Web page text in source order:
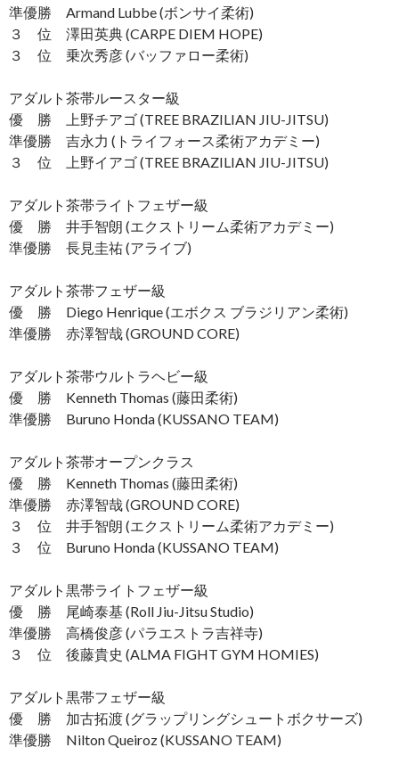
準優勝 Armand Lubbe (ボンサイ柔術)
３ 位 澤田英典 (CARPE DIEM HOPE)
３ 位 乗次秀彦 (バッファロー柔術)
アダルト茶帯ルースター級
優 勝 上野チアゴ (TREE BRAZILIAN JIU-JITSU)
準優勝 吉永力 (トライフォース柔術アカデミー)
３ 位 上野イアゴ (TREE BRAZILIAN JIU-JITSU)
アダルト茶帯ライトフェザー級
優 勝 井手智朗 (エクストリーム柔術アカデミー)
準優勝 長見圭祐 (アライブ)
アダルト茶帯フェザー級
優 勝 Diego Henrique (エボクス ブラジリアン柔術)
準優勝 赤澤智哉 (GROUND CORE)
アダルト茶帯ウルトラヘビー級
優 勝 Kenneth Thomas (藤田柔術)
準優勝 Buruno Honda (KUSSANO TEAM)
アダルト茶帯オープンクラス
優 勝 Kenneth Thomas (藤田柔術)
準優勝 赤澤智哉 (GROUND CORE)
３ 位 井手智朗 (エクストリーム柔術アカデミー)
３ 位 Buruno Honda (KUSSANO TEAM)
アダルト黒帯ライトフェザー級
優 勝 尾崎泰基 (Roll Jiu-Jitsu Studio)
準優勝 高橋俊彦 (パラエストラ吉祥寺)
３ 位 後藤貴史 (ALMA FIGHT GYM HOMIES)
アダルト黒帯フェザー級
優 勝 加古拓渡 (グラップリングシュートボクサーズ)
準優勝 Nilton Queiroz (KUSSANO TEAM)